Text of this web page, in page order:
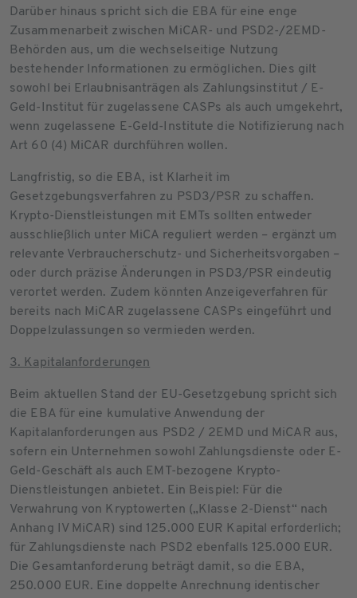
Darüber hinaus spricht sich die EBA für eine enge
Zusammenarbeit zwischen MiCAR- und PSD2-/2EMD-
Behörden aus, um die wechselseitige Nutzung
bestehender Informationen zu ermöglichen. Dies gilt
sowohl bei Erlaubnisanträgen als Zahlungsinstitut / E-
Geld-Institut für zugelassene CASPs als auch umgekehrt,
wenn zugelassene E-Geld-Institute die Notifizierung nach
Art 60 (4) MiCAR durchführen wollen.
Langfristig, so die EBA, ist Klarheit im
Gesetzgebungsverfahren zu PSD3/PSR zu schaffen.
Krypto-Dienstleistungen mit EMTs sollten entweder
ausschließlich unter MiCA reguliert werden – ergänzt um
relevante Verbraucherschutz- und Sicherheitsvorgaben –
oder durch präzise Änderungen in PSD3/PSR eindeutig
verortet werden. Zudem könnten Anzeigeverfahren für
bereits nach MiCAR zugelassene CASPs eingeführt und
Doppelzulassungen so vermieden werden.
3. Kapitalanforderungen
Beim aktuellen Stand der EU-Gesetzgebung spricht sich
die EBA für eine kumulative Anwendung der
Kapitalanforderungen aus PSD2 / 2EMD und MiCAR aus,
sofern ein Unternehmen sowohl Zahlungsdienste oder E-
Geld-Geschäft als auch EMT-bezogene Krypto-
Dienstleistungen anbietet. Ein Beispiel: Für die
Verwahrung von Kryptowerten („Klasse 2-Dienst“ nach
Anhang IV MiCAR) sind 125.000 EUR Kapital erforderlich;
für Zahlungsdienste nach PSD2 ebenfalls 125.000 EUR.
Die Gesamtanforderung beträgt damit, so die EBA,
250.000 EUR. Eine doppelte Anrechnung identischer